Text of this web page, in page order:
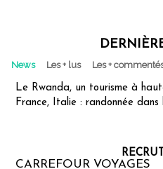
News Les + lus Les +
Le Rwanda, un tourisme à
France, Italie : randonnée
CARREFOUR VOYAGES